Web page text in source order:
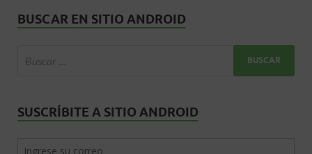
BUSCAR EN SITIO ANDROID
SUSCRÍBITE A SITIO ANDROID